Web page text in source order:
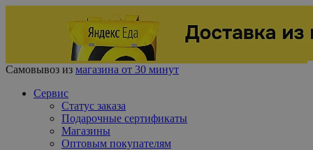
Самовывоз из магазина от 30 минут
Сервис
Статус заказа
Подарочные сертификаты
Магазины
Оптовым покупателям